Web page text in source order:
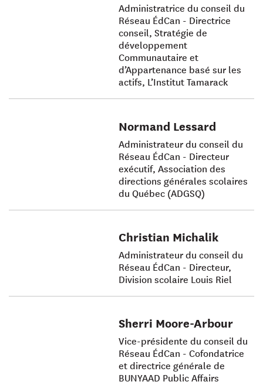
Administratrice du conseil du
Réseau ÉdCan - Directrice
conseil, Stratégie de
développement
Communautaire et
d’Appartenance basé sur les
actifs, L’Institut Tamarack
Normand Lessard
Administrateur du conseil du
Réseau ÉdCan - Directeur
exécutif, Association des
directions générales scolaires
du Québec (ADGSQ)
Christian Michalik
Administrateur du conseil du
Réseau ÉdCan - Directeur,
Division scolaire Louis Riel
Sherri Moore-Arbour
Vice-présidente du conseil du
Réseau ÉdCan - Cofondatrice
et directrice générale de
BUNYAAD Public Affairs